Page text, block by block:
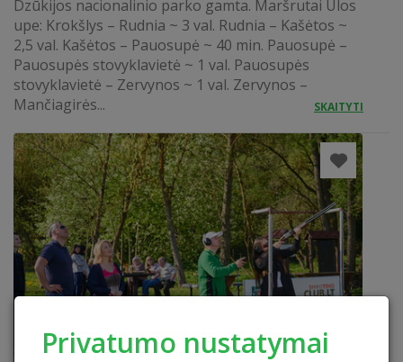
Privatumo nustatymai
Dzūkijos nacionalinio parko gamta. Maršrutai Ūlos
upe: Krokšlys – Rudnia ~ 3 val. Rudnia – Kašėtos ~
2,5 val. Kašėtos – Pauosupė ~ 40 min. Pauosupė –
Pauosupės stovyklavietė ~ 1 val. Pauosupės
stovyklavietė – Zervynos ~ 1 val. Zervynos –
Mančiagirės...
SKAITYTI